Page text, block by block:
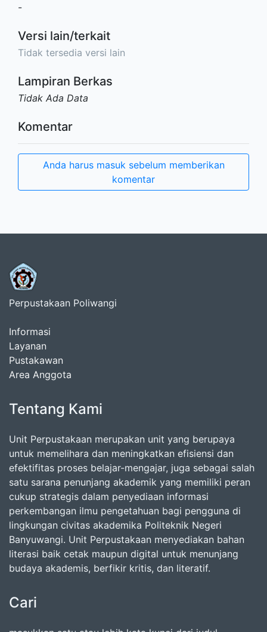
-
Versi lain/terkait
Tidak tersedia versi lain
Lampiran Berkas
Tidak Ada Data
Komentar
Anda harus masuk sebelum memberikan
komentar
Perpustakaan Poliwangi
Informasi
Layanan
Pustakawan
Area Anggota
Tentang Kami
Unit Perpustakaan merupakan unit yang berupaya
untuk memelihara dan meningkatkan efisiensi dan
efektifitas proses belajar-mengajar, juga sebagai salah
satu sarana penunjang akademik yang memiliki peran
cukup strategis dalam penyediaan informasi
perkembangan ilmu pengetahuan bagi pengguna di
lingkungan civitas akademika Politeknik Negeri
Banyuwangi. Unit Perpustakaan menyediakan bahan
literasi baik cetak maupun digital untuk menunjang
budaya akademis, berfikir kritis, dan literatif.
Cari